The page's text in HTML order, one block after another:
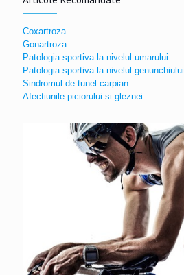
Coxartroza
Gonartroza
Patologia sportiva la nivelul umarului
Patologia sportiva la nivelul genunchiului
Sindromul de tunel carpian
Afectiunile piciorului si gleznei